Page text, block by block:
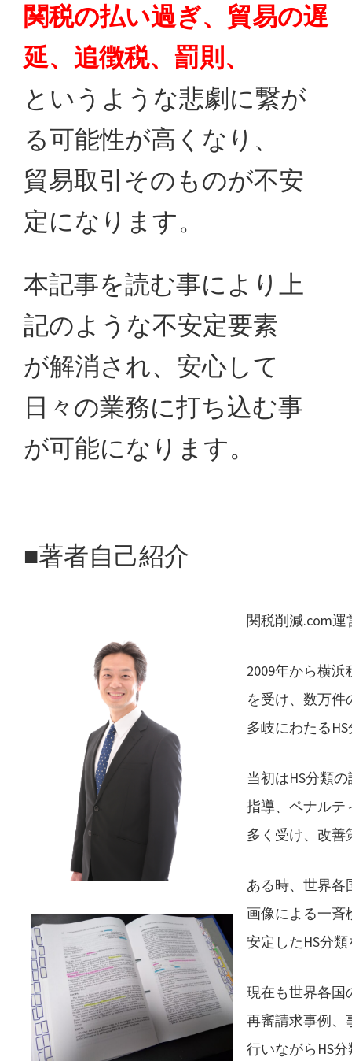
関税の払い過ぎ、貿易の遅
延、追徴税、罰則、
というような悲劇に繋が
る可能性が高くなり、
貿易取引そのものが不安
定になります。
本記事を読む事により上
記のような不安定要素
が解消され、安心して
日々の業務に打ち込む事
が可能になります。
■著者自己紹介
関税削減.com
2009年から横
を受け、数万件
多岐にわたる
当初はHS分類
指導、ペナルテ
多く受け、改善
ある時、世界各
画像による一斉
安定したHS分
現在も世界各国
再審請求事例、
行いながらHS